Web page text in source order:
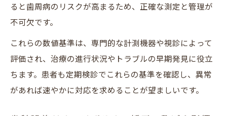
ると歯周病のリスクが高まるため、正確な測定と管理が
不可欠です。
これらの数値基準は、専門的な計測機器や視診によって
評価され、治療の進行状況やトラブルの早期発見に役立
ちます。患者も定期検診でこれらの基準を確認し、異常
があれば速やかに対応を求めることが望ましいです。